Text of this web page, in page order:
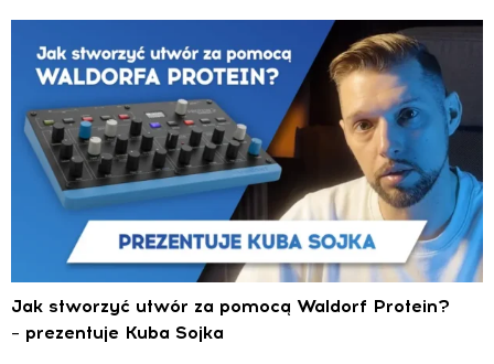
Jak stworzyć utwór za pomocą Waldorf Protein?
– prezentuje Kuba Sojka